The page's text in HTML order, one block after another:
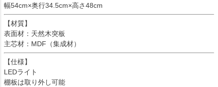
幅54cm×奥行34.5cm×高さ48cm
【材質】
表面材：天然木突板
主芯材：MDF（集成材）
【仕様】
LEDライト
棚板は取り外し可能